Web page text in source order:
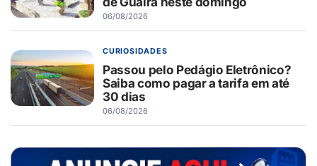
06/08/2026
CURIOSIDADES
Passou pelo Pedágio Eletrônico?
Saiba como pagar a tarifa em até
30 dias
06/08/2026